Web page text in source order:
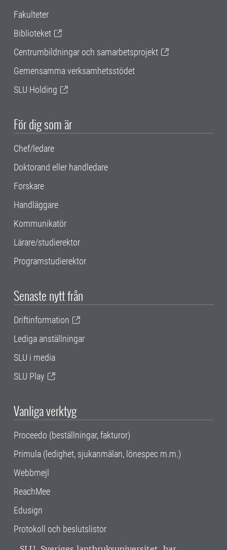
Fakulteter
Biblioteket
Centrumbildningar och samarbetsprojekt
Gemensamma verksamhetsstödet
SLU Holding
För dig som är
Chef/ledare
Doktorand eller handledare
Forskare
Handläggare
Kommunikatör
Lärare/studierektor
Programstudierektor
Senaste nytt från
Driftinformation
Lediga anställningar
SLU i media
SLU Play
Vanliga verktyg
Proceedo (beställningar, fakturor)
Primula (ledighet, sjukanmälan, lönespec m.m.)
Webbmejl
ReachMee
Edusign
Protokoll och beslutslistor